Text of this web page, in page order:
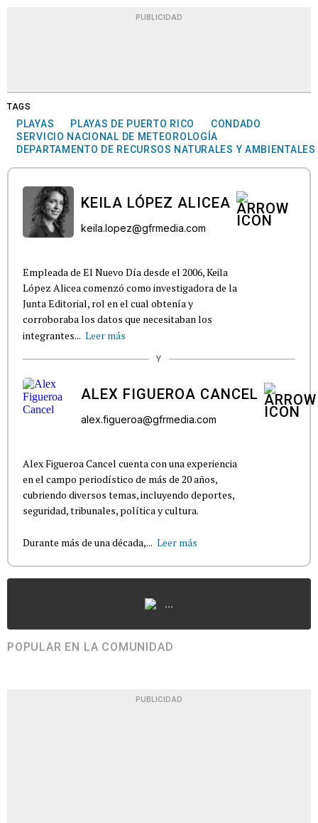
PUBLICIDAD
TAGS
PLAYAS PLAYAS DE PUERTO RICO
CONDADO
SERVICIO NACIONAL DE METEOROLOGÍA
DEPARTAMENTO DE RECURSOS NATURALES Y AMBIENTALES
KEILA LÓPEZ ALICEA
keila.lopez@gfrmedia.com
Empleada de El Nuevo Día desde el 2006, Keila
López Alicea comenzó como investigadora de la
Junta Editorial, rol en el cual obtenía y
corroboraba los datos que necesitaban los
integrantes... Leer más
Y
ALEX FIGUEROA CANCEL
alex.figueroa@gfrmedia.com
Alex Figueroa Cancel cuenta con una experiencia
en el campo periodístico de más de 20 años,
cubriendo diversos temas, incluyendo deportes,
seguridad, tribunales, política y cultura.
Durante más de una década,... Leer más
...
POPULAR EN LA COMUNIDAD
PUBLICIDAD